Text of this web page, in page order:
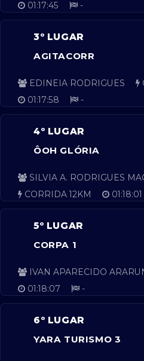
01:17:45
-
3º LUGAR
AGITACORR
EDINEIA RODRIGUES
01:17:58
-
4º LUGAR
ÔOH GLÓRIA
SILVIA A. RODRIGUES
CORRIDA 12KM
01:18:01
5º LUGAR
CORPA 1
IVAN APARECIDO
01:18:07
-
6º LUGAR
YARA TURISMO 3